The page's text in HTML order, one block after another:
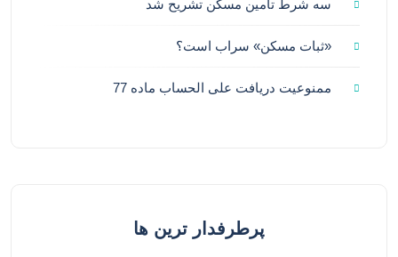
سه شرط تامین مسکن تشریح شد
«ثبات مسکن» سراب است؟
ممنوعیت دریافت علی الحساب ماده 77
پرطرفدار ترین ها